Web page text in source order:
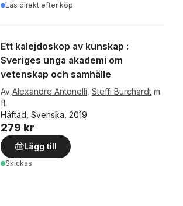
Läs direkt efter köp
Ett kalejdoskop av kunskap :
Sveriges unga akademi om
vetenskap och samhälle
Av Alexandre Antonelli Steffi Burchardt m.
fl.
Häftad, Svenska, 2019
279 kr
Lägg till
Skickas